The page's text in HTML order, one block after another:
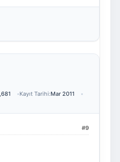
Kayıt Tarihi:Mar 2011
#9